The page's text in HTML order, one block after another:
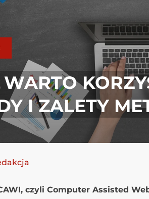
WARTO
I ZALETY
czyli Computer Assisted